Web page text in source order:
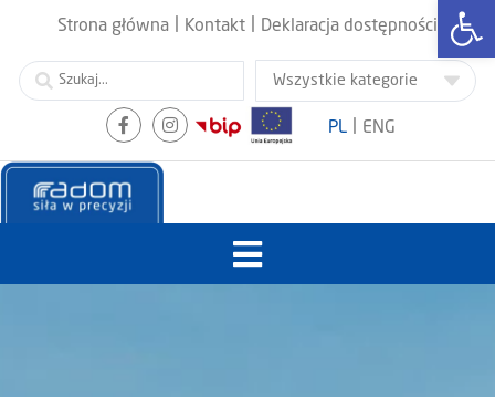
Strona główna Kontakt Deklaracja dostępności
PL ENG